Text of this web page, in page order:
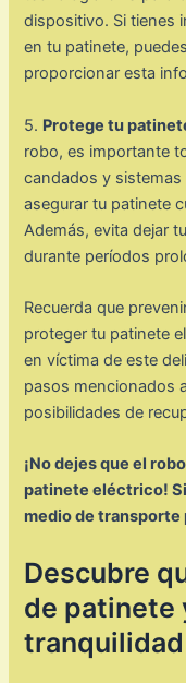
dispositivo. Si tienes
en tu patinete,
proporcionar esta
5. Protege tu
robo, es importante
candados y sistemas
asegurar tu patinete
Además, evita dejar
durante períodos
Recuerda que
proteger tu patinete
en víctima de este
pasos mencionados
posibilidades de
¡No dejes que el
patinete eléctrico!
medio de transporte
Descubre
de patinete
tranquilidad